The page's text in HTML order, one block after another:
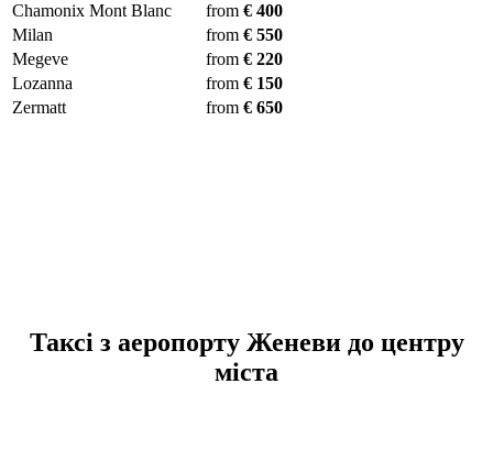
Chamonix Mont Blanc
from € 400
Milan
from € 550
Megeve
from € 220
Lozanna
from € 150
Zermatt
from € 650
Таксі з аеропорту Женеви до центру
міста